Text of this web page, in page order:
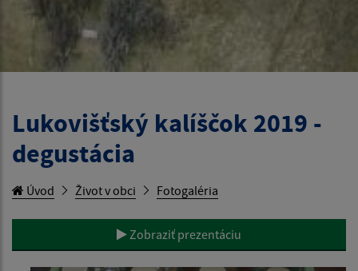
Lukovišťský kalíščok 2019 -
degustácia
Úvod Život v obci Fotogaléria
Zobraziť prezentáciu